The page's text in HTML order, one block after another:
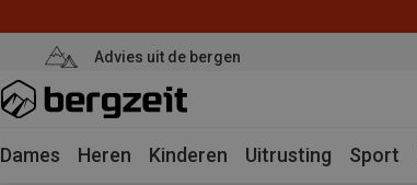
Advies uit de bergen
Dames Heren Kinderen Uitrusting Sport